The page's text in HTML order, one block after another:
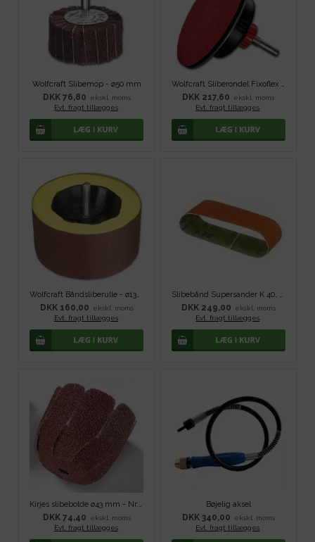
Wolfcraft Slibemop - ø50 mm
DKK 76,80
ekskl. moms
Evt. fragt tillægges.
Wolfcraft Sliberondel Fixoflex - ø 125 mm
DKK 217,60
ekskl. moms
Evt. fragt tillægges
Wolfcraft Båndsliberulle - ø130 mm
DKK 160,00
ekskl. moms
Evt. fragt tillægges.
Slibebånd Supersander K 40, 65x410 mm, 10 stk
DKK 249,00
ekskl. moms
Evt. fragt tillægges
Kirjes slibebolde ø43 mm - Nr. 80
DKK 74,40
ekskl. moms
Evt. fragt tillægges.
Bøjelig aksel
DKK 340,00
ekskl. moms
Evt. fragt tillægges